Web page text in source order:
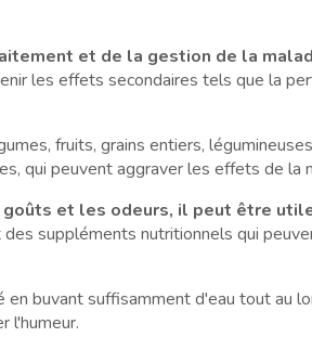
et de la gestion de la
les effets secondaires tels que la
fruits, grains entiers,
qui peuvent aggraver les effets de la
et les odeurs, il peut être
suppléments nutritionnels qui
buvant suffisamment d'eau tout au
l'humeur.